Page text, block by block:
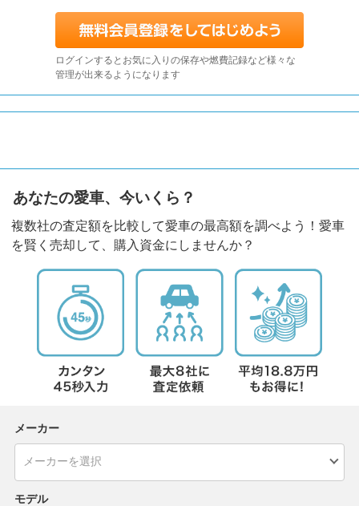
ログインするとお気に入りの保存や燃費記録など様々な
管理が出来るようになります
あなたの愛車、今いくら？
複数社の査定額を比較して愛車の最高額を調べよう！愛車
を賢く売却して、購入資金にしませんか？
メーカー
モデル